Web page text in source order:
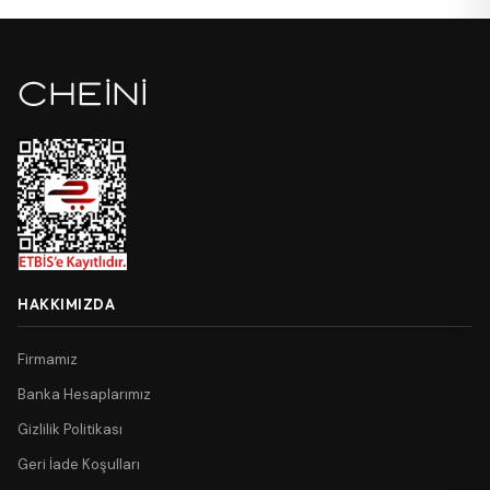
HAKKIMIZDA
Firmamız
Banka Hesaplarımız
Gizlilik Politikası
Geri İade Koşulları